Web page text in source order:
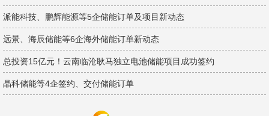
派能科技、鹏辉能源等5企储能订单及项目新动态
远景、海辰储能等6企海外储能订单新动态
总投资15亿元！云南临沧耿马独立电池储能项目成功签约
晶科储能等4企签约、交付储能订单